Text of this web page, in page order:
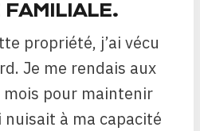
FAMILIALE.
propriété, j’ai vécu
Je me rendais aux
pour maintenir
nuisait à ma capacité